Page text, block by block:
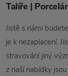
Talíře |
Jistě s námi
je k nezaplacení.
stravování jiný
z naší nabídky